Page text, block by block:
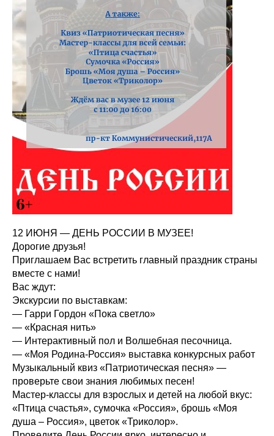
12 ИЮНЯ — ДЕНЬ РОССИИ В МУЗЕЕ!
Дорогие друзья!
Приглашаем Вас встретить главный праздник страны
вместе с нами!
Вас ждут:
Экскурсии по выставкам:
— Гарри Гордон «Пока светло»
— «Красная нить»
— Интерактивный пол и Волшебная песочница.
— «Моя Родина-Россия» выставка конкурсных работ
Музыкальный квиз «Патриотическая песня» —
проверьте свои знания любимых песен!
Мастер-классы для взрослых и детей на любой вкус:
«Птица счастья», сумочка «Россия», брошь «Моя
душа – Россия», цветок «Триколор».